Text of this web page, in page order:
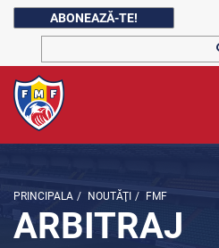
ABONEAZĂ-TE!
PRINCIPALA / NOUTĂŢI / FMF
ARBITRAJ